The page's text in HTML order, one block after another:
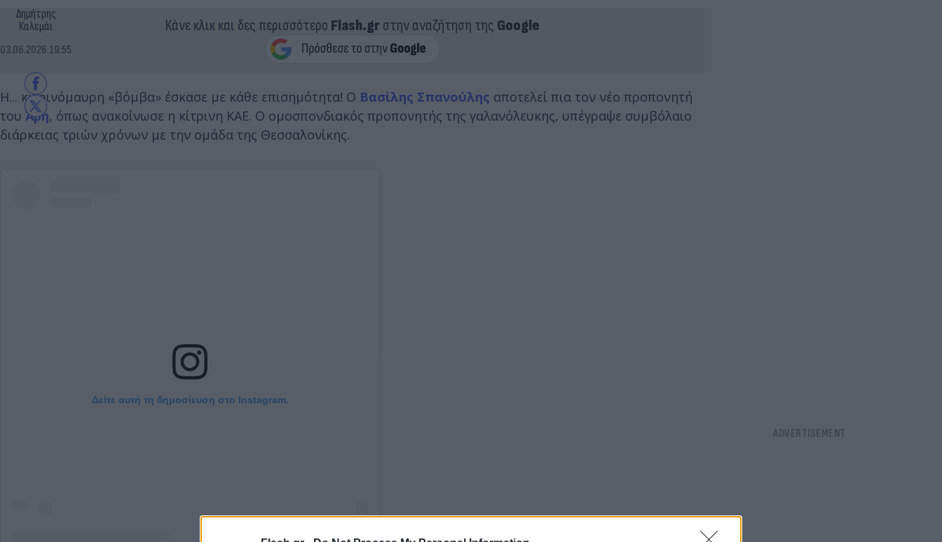
Δημήτρης
Καλεμάι
03.06.2026 19:55
Κάνε κλικ και δες περισσότερο Flash.grστην αναζήτηση της Google
Η... κιτρινόμαυρη «βόμβα» έσκασε με κάθε επισημότητα! Ο Βασίλης Σπανούλης αποτελεί πια τον νέο προπονητή
του Άρη, όπως ανακοίνωσε η κίτρινη ΚΑΕ. Ο ομοσπονδιακός προπονητής της γαλανόλευκης, υπέγραψε συμβόλαιο
διάρκειας τριών χρόνων με την ομάδα της Θεσσαλονίκης.
Δείτε αυτή τη δημοσίευση στο Instagram.